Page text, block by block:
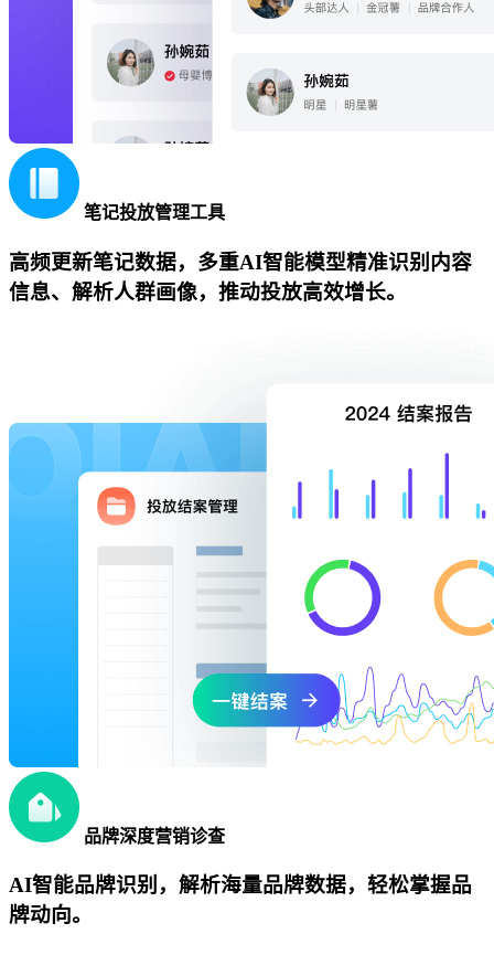
笔记投放管理工具
高频更新笔记数据，多重AI智能模型精准识别内容
信息、解析人群画像，推动投放高效增长。
品牌深度营销诊查
AI智能品牌识别，解析海量品牌数据，轻松掌握品
牌动向。